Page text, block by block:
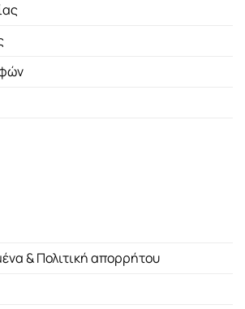
& Πολιτική απορρήτου